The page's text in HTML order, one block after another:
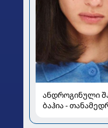
ანდროგინული
ბაჰია -